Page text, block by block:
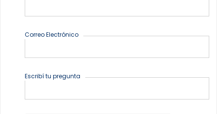
Correo Electrónico
Escribí tu pregunta